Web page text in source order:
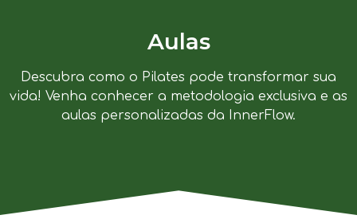
Aulas
Descubra como o Pilates pode transformar sua
vida! Venha conhecer a metodologia exclusiva e as
aulas personalizadas da InnerFlow.